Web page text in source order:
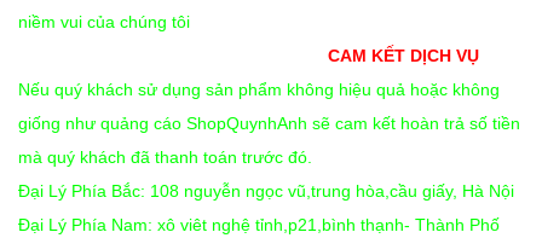
niềm vui của chúng tôi
CAM KẾT DỊCH VỤ
Nếu quý khách sử dụng sản phẩm không hiệu quả hoặc không
giống như quảng cáo ShopQuynhAnh sẽ cam kết hoàn trả số tiền
mà quý khách đã thanh toán trước đó.
Đại Lý Phía Bắc: 108 nguyễn ngọc vũ,trung hòa,cầu giấy, Hà Nội
Đại Lý Phía Nam: xô viêt nghệ tỉnh,p21,bình thạnh- Thành Phố